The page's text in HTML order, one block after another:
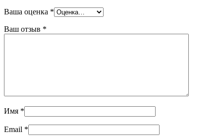
Ваша оценка *
Ваш отзыв *
Имя *
Email *